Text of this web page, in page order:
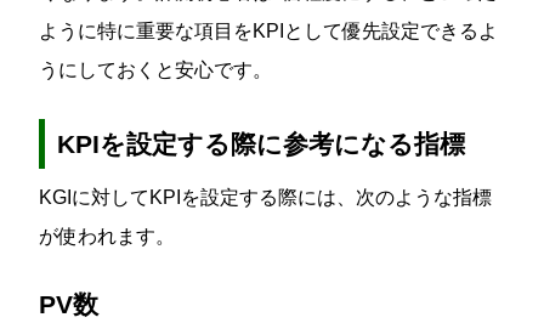
ように特に重要な項目をKPIとして優先設定できるよ
うにしておくと安心です。
KPIを設定する際に参考になる指標
KGIに対してKPIを設定する際には、次のような指標
が使われます。
PV数